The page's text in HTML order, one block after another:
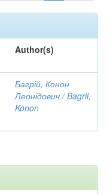
Author(s)
Багрій, Конон
Леонідович / Bagrii,
Konon